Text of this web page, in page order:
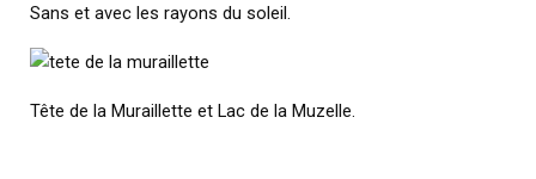
Sans et avec les rayons du soleil.
Tête de la Muraillette et Lac de la Muzelle.